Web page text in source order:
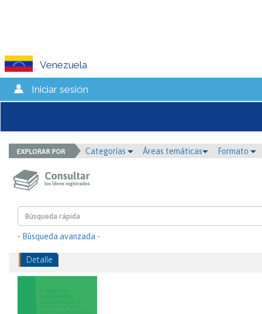
Venezuela
Iniciar sesión
Categorías Áreas temáticas Formato
- Búsqueda avanzada -
Detalle